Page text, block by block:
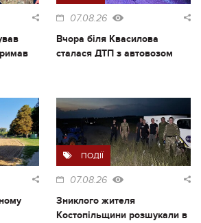
07.08.26
Вчора біля Квасилова
сталася ДТП з автовозом
ПОДІЇ
07.08.26
Зниклого жителя
Костопільщини розшукали в